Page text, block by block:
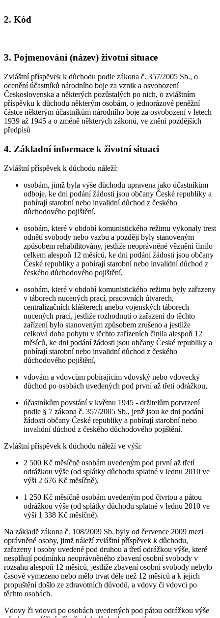
2. Kód
3. Pojmenování (název) životní situace
Zvláštní příspěvek k důchodu podle zákona č. 357/2005 Sb., o
ocenění účastníků národního boje za vznik a osvobození
Československa a některých pozůstalých po nich, o zvláštním
příspěvku k důchodu některým osobám, o jednorázové peněžní
částce některým účastníkům národního boje za osvobození v letech
1939 až 1945 a o změně některých zákonů, ve znění pozdějších
předpisů
4. Základní informace k životní situaci
Zvláštní příspěvek k důchodu náleží:
osobám, jimž byla výše důchodu upravena jako účastníkům
odboje, ke dni podání žádosti jsou občany České republiky a
pobírají starobní nebo invalidní důchod z českého
důchodového pojištění,
osobám, které v období komunistického režimu vykonaly trest
odnětí svobody nebo vazbu a později byly stanoveným
způsobem rehabilitovány, jestliže neoprávněné věznění činilo
celkem alespoň 12 měsíců, ke dni podání žádosti jsou občany
České republiky a pobírají starobní nebo invalidní důchod z
českého důchodového pojištění,
osobám, které v období komunistického režimu byly zařazeny
v táborech nucených prací, pracovních útvarech,
centralizačních klášterech anebo vojenských táborech
nucených prací, jestliže rozhodnutí o zařazení do těchto
zařízení bylo stanoveným způsobem zrušeno a jestliže
celková doba pobytu v těchto zařízeních činila alespoň 12
měsíců, ke dni podání žádosti jsou občany České republiky a
pobírají starobní nebo invalidní důchod z českého
důchodového pojištění,
vdovám a vdovcům pobírajícím vdovský nebo vdovecký
důchod po osobách uvedených pod první až třetí odrážkou,
účastníkům povstání v květnu 1945 - držitelům potvrzení
podle § 7 zákona č. 357/2005 Sb., jenž jsou ke dni podání
žádosti občany České republiky a pobírají starobní nebo
invalidní důchod z českého důchodového pojištění.
Zvláštní příspěvek k důchodu náleží ve výši:
2 500 Kč měsíčně osobám uvedeným pod první až třetí
odrážkou výše (od splátky důchodu splatné v lednu 2010 ve
výši 2 676 Kč měsíčně),
1 250 Kč měsíčně osobám uvedeným pod čtvrtou a pátou
odrážkou výše (od splátky důchodu splatné v lednu 2010 ve
výši 1 338 Kč měsíčně).
Na základě zákona č. 108/2009 Sb. byly od července 2009 mezi
oprávněné osoby, jimž náleží zvláštní příspěvek k důchodu,
zařazeny i osoby uvedené pod druhou a třetí odrážkou výše, které
nesplňují podmínku neoprávněného zbavení osobní svobody v
rozsahu alespoň 12 měsíců, jestliže zbavení osobní svobody nebylo
časově vymezeno nebo mělo trvat déle než 12 měsíců a k jejich
propuštění došlo ze zdravotních důvodů, a vdovy či vdovci po
těchto osobách.
Vdovy či vdovci po osobách uvedených pod pátou odrážkou výše